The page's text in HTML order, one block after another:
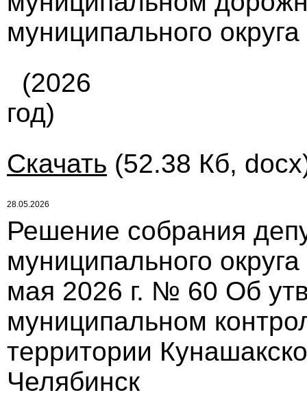
муниципального округа
(2026
год)
Скачать (52.38 Кб,
28.05.2026
Решение собрания
муниципального
мая 2026 г. № 60 Об
муниципальном
территории
Челябинск